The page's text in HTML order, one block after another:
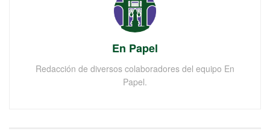
En Papel
Redacción de diversos colaboradores del equipo En
Papel.